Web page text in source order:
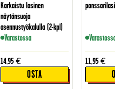
Karkaistu lasinen
näytönsuoja
asennustyökalulla (2-kpl)
Varastossa
14,95 €
OSTA
panssarilasi /
Varastossa
11,95 €